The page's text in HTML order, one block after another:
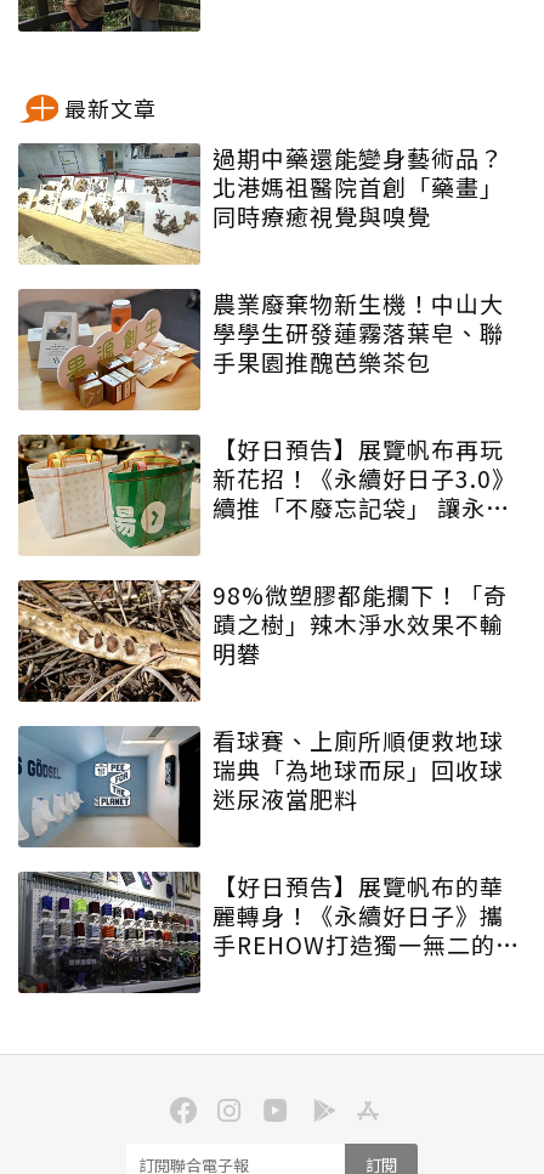
最新文章
過期中藥還能變身藝術品？
北港媽祖醫院首創「藥畫」
同時療癒視覺與嗅覺
農業廢棄物新生機！中山大
學學生研發蓮霧落葉皂、聯
手果園推醜芭樂茶包
【好日預告】展覽帆布再玩
新花招！《永續好日子3.0》
續推「不廢忘記袋」 讓永續
98%微塑膠都能攔下！「奇
蹟之樹」辣木淨水效果不輸
明礬
看球賽、上廁所順便救地球
瑞典「為地球而尿」回收球
迷尿液當肥料
【好日預告】展覽帆布的華
麗轉身！《永續好日子》攜
手REHOW打造獨一無二的
訂閱